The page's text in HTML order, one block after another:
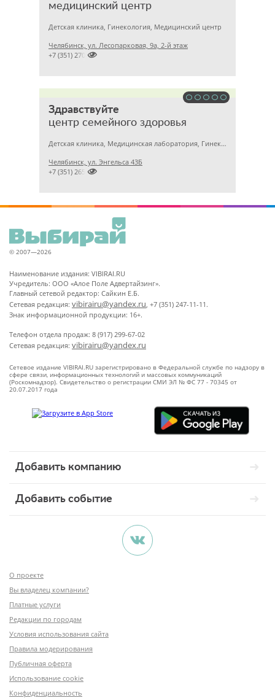
медицинский центр
Детская клиника, Гинекология, Медицинский центр
Челябинск, ул. Лесопарковая, 9а, 2-й этаж

+7 (351) 2700560
Здравствуйте
центр семейного здоровья
Детская клиника, Медицинская лаборатория, Гинекология
Челябинск, ул. Энгельса 43Б

+7 (351) 2656869
© 2007—2026
Наименование издания: VIBIRAI.RU
Учредитель: ООО «Алое Поле Адвертайзинг».
Главный сетевой редактор: Сайкин Е.Б.
Сетевая редакция: vibirairu@yandex.ru, +7 (351) 247-11-11.
Знак информационной продукции: 16+.
Телефон отдела продаж: 8 (917) 299-67-02
Сетевая редакция: vibirairu@yandex.ru
Сетевое издание VIBIRAI.RU зарегистрировано в Федеральной службе по надзору в
сфере связи, информационных технологий и массовых коммуникаций
(Роскомнадзор). Свидетельство о регистрации СМИ ЭЛ № ФС 77 - 70345 от
20.07.2017 года
Добавить компанию
Добавить событие
О проекте
Вы владелец компании?
Платные услуги
Редакции по городам
Условия использования сайта
Правила модерирования
Публичная оферта
Использование cookie
Конфиденциальность